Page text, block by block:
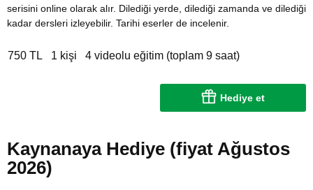
serisini online olarak alır. Dilediği yerde, dilediği zamanda ve dilediği
kadar dersleri izleyebilir. Tarihi eserler de incelenir.
750 TL 1 kişi 4 videolu eğitim (toplam 9 saat)
Hediye et
Kaynanaya Hediye (fiyat Ağustos
2026)